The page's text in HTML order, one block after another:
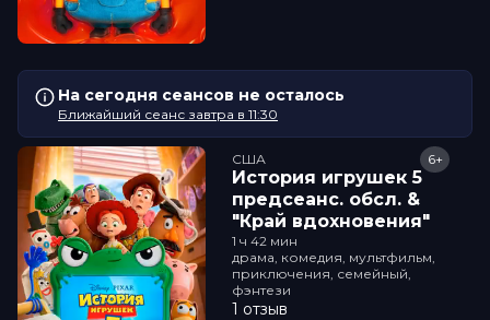
На сегодня сеансов не осталось
Ближайший сеанс завтра в 11:30
США
История игрушек 5
прeдсeанc. обсл. &
"Край вдохновения"
6+
1 ч 42 мин
драма, комедия, мультфильм,
приключения, семейный,
фэнтези
1 отзыв